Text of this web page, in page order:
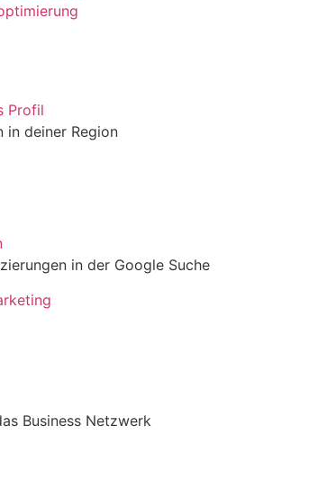
Profil
in deiner Region
in der Google Suche
Business Netzwerk